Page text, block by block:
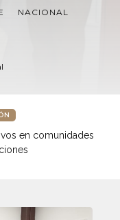
NACIONAL
en comunidades